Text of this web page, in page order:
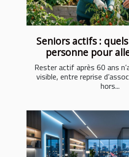
Seniors actifs :
personne pour
Rester actif après 60 ans
visible, entre reprise
hors...